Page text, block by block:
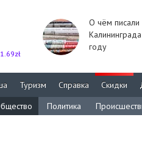
О чём писали
году
Туризм Справка Скидки
Политика